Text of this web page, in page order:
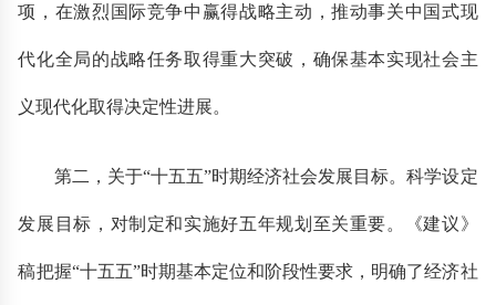
项，在激烈国际竞争中赢得战略主动，推动事关中国式现
代化全局的战略任务取得重大突破，确保基本实现社会主
义现代化取得决定性进展。
第二，关于“十五五”时期经济社会发展目标。科学设定
发展目标，对制定和实施好五年规划至关重要。《建议》
稿把握“十五五”时期基本定位和阶段性要求，明确了经济社